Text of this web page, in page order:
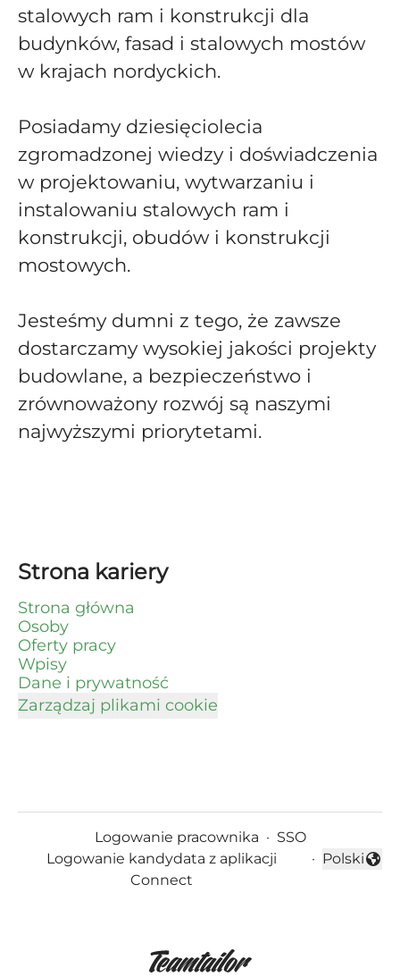
stalowych ram i konstrukcji dla
budynków, fasad i stalowych mostów
w krajach nordyckich.
Posiadamy dziesięciolecia
zgromadzonej wiedzy i doświadczenia
w projektowaniu, wytwarzaniu i
instalowaniu stalowych ram i
konstrukcji, obudów i konstrukcji
mostowych.
Jesteśmy dumni z tego, że zawsze
dostarczamy wysokiej jakości projekty
budowlane, a bezpieczeństwo i
zrównoważony rozwój są naszymi
najwyższymi priorytetami.
Strona kariery
Strona główna
Osoby
Oferty pracy
Wpisy
Dane i prywatność
Zarządzaj plikami cookie
Logowanie pracownika · SSO
Logowanie kandydata z aplikacji
Connect
·
Zmień
Polski